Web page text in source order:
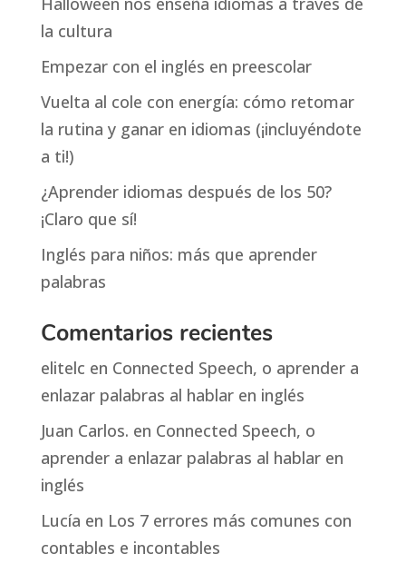
la cultura
Empezar con el inglés en preescolar
Vuelta al cole con energía: cómo retomar
la rutina y ganar en idiomas (¡incluyéndote
a ti!)
¿Aprender idiomas después de los 50?
¡Claro que sí!
Inglés para niños: más que aprender
palabras
Comentarios recientes
elitelc en Connected Speech, o aprender a
enlazar palabras al hablar en inglés
Juan Carlos. en Connected Speech, o
aprender a enlazar palabras al hablar en
inglés
Lucía en Los 7 errores más comunes con
contables e incontables